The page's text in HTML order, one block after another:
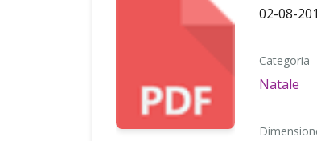
02-08-
Categoria
Natale